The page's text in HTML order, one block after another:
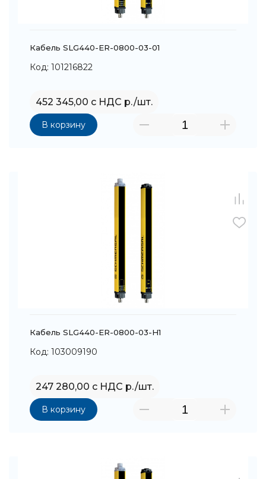
Кабель SLG440-ER-0800-03-01
Код: 101216822
452 345,00 с НДС р./шт.
В корзину
Кабель SLG440-ER-0800-03-H1
Код: 103009190
247 280,00 с НДС р./шт.
В корзину